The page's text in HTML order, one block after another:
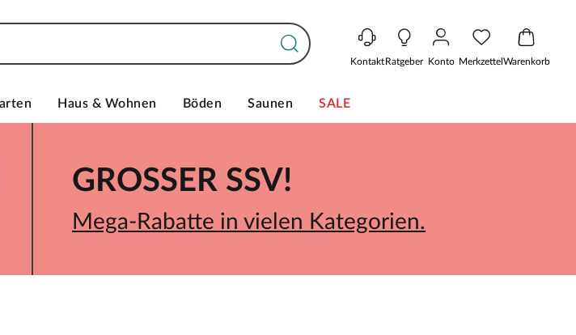
KontaktRatgeber Konto MerkzettelWarenkorb
Haus & Wohnen Böden Saunen SALE
GROSSER SSV!
Mega-Rabatte in vielen Kategorien.